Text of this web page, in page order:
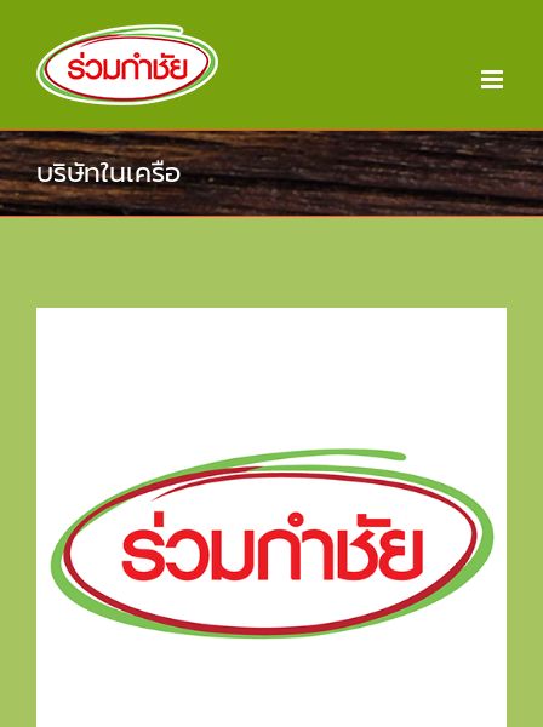
content
บริษัทในเครือ